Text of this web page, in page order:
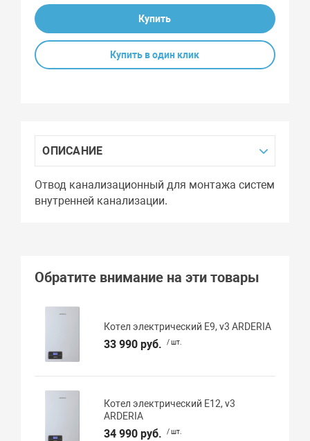
Купить
Купить в один клик
ОПИСАНИЕ
Отвод канализационный для монтажа систем
внутренней канализации.
Обратите внимание на эти товары
Котел электрический E9, v3 ARDERIA
33 990 руб. / шт.
Котел электрический E12, v3
ARDERIA
34 990 руб. / шт.